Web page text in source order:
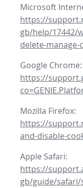
Microsoft
https://
gb/help/17442/
delete-manage-
Google Chrome:
https://
Mozilla Firefox:
https://
and-disable-
Apple Safari:
https://
gb/guide/safari/